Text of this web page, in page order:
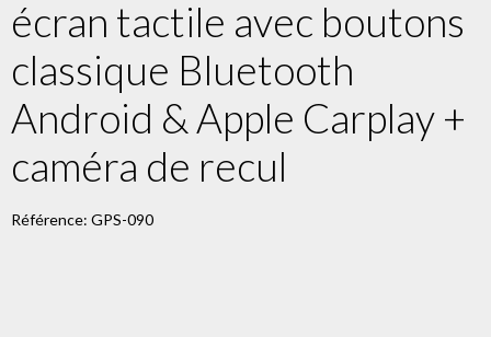
écran tactile avec boutons
classique Bluetooth
Android & Apple Carplay +
caméra de recul
Référence: GPS-090